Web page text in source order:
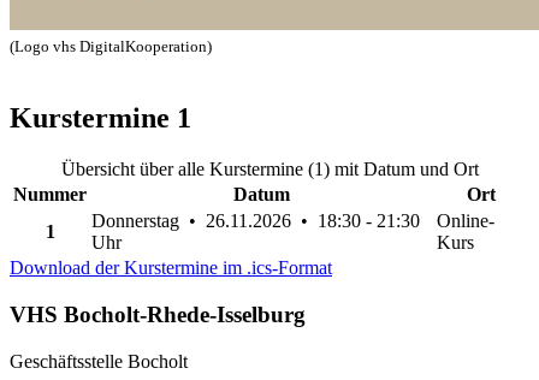
(Logo vhs DigitalKooperation)
Kurstermine 1
Übersicht über alle Kurstermine (1) mit Datum und Ort
Nummer
Datum
Ort
1
Donnerstag • 26.11.2026 • 18:30 - 21:30
Uhr
Online-
Kurs
Download der Kurstermine im .ics-Format
VHS Bocholt-Rhede-Isselburg
Geschäftsstelle Bocholt